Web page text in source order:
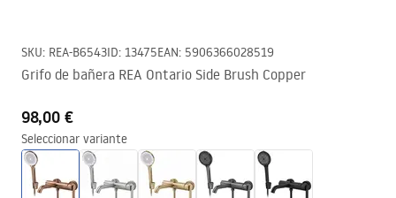
SKU: REA-B6543ID: 13475EAN: 5906366028519
Grifo de bañera REA Ontario Side Brush Copper
98,00 €
Seleccionar variante